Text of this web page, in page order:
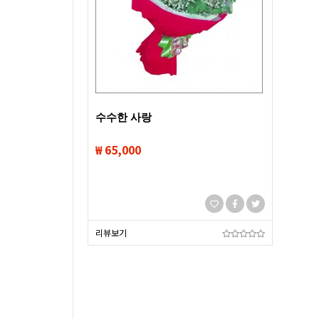
수수한 사랑
₩ 65,000
리뷰보기